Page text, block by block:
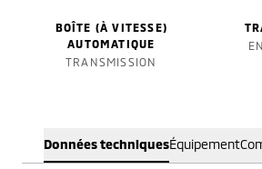
BOÎTE (À VITESSE)
AUTOMATIQUE
TRANSMISSION
Données techniquesÉquipement